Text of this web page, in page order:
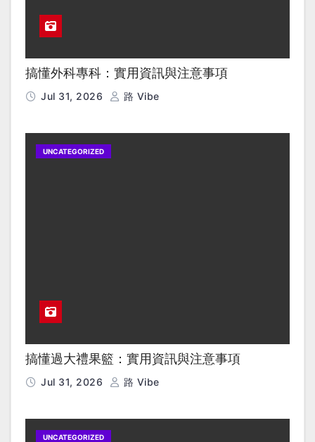
搞懂外科專科：實用資訊與注意事項
Jul 31, 2026 路 Vibe
UNCATEGORIZED
搞懂過大禮果籃：實用資訊與注意事項
Jul 31, 2026 路 Vibe
UNCATEGORIZED